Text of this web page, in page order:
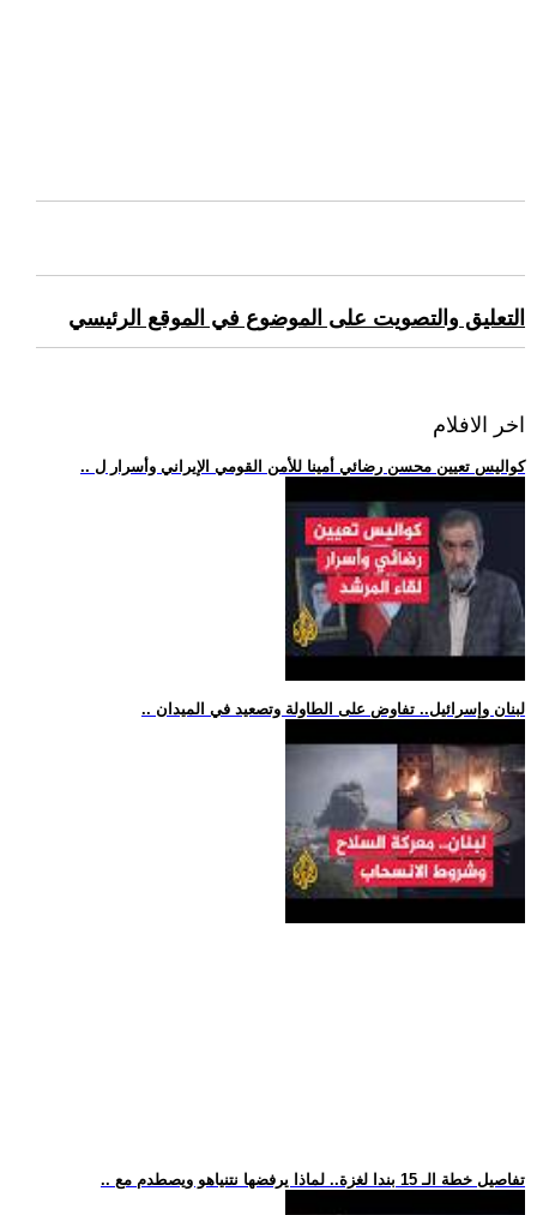
التعليق والتصويت على الموضوع في الموقع الرئيسي
اخر الافلام
.. كواليس تعيين محسن رضائي أمينا للأمن القومي الإيراني وأسرار ل
.. لبنان وإسرائيل.. تفاوض على الطاولة وتصعيد في الميدان
.. تفاصيل خطة الـ 15 بندا لغزة.. لماذا يرفضها نتنياهو ويصطدم مع